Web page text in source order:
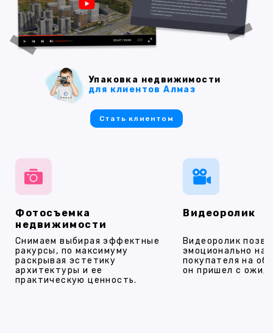
Фотосъемка
недвижимости
Снимаем выбирая эффектные
ракурсы, по максимуму
раскрывая эстетику
архитектуры и ее
практическую ценность.
Видеоролик
Видеоролик
эмоционально
покупателя на
он пришел с
Упаковка недвижимости
для клиентов Алмаз
Стать клиентом